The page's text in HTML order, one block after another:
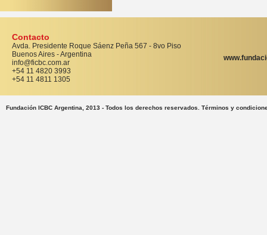
Contacto
Avda. Presidente Roque Sáenz Peña 567 - 8vo Piso
Buenos Aires - Argentina
info@ficbc.com.ar
+54 11 4820 3993
+54 11 4811 1305
Fundación ICBC Argentina, 2013 - Todos los derechos reservados. Términos y